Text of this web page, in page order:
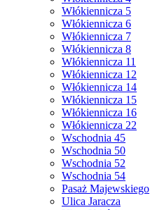
Włókiennicza 5
Włókiennicza 6
Włókiennicza 7
Włókiennicza 8
Włókiennicza 11
Włókiennicza 12
Włókiennicza 14
Włókiennicza 15
Włókiennicza 16
Włókiennicza 22
Wschodnia 45
Wschodnia 50
Wschodnia 52
Wschodnia 54
Pasaż Majewskiego
Ulica Jaracza